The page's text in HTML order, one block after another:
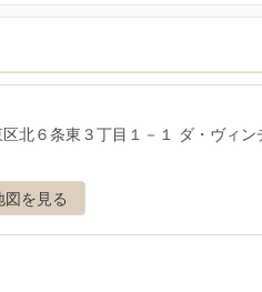
北６条東３丁目１－１ ダ・ヴィン
図を見る